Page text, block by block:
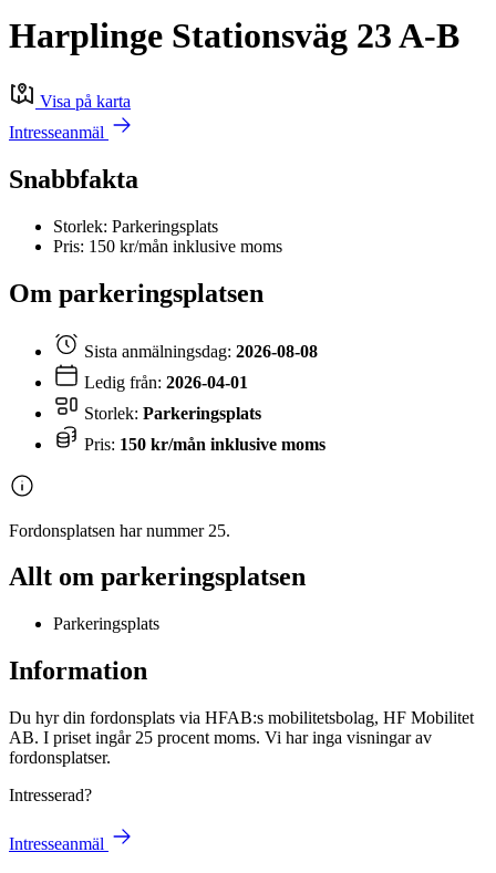
Harplinge Stationsväg 23 A-B
Visa på karta
Intresseanmäl
Snabbfakta
Storlek: Parkeringsplats
Pris: 150 kr/mån inklusive moms
Om parkeringsplatsen
Sista anmälningsdag: 2026-08-08
Ledig från: 2026-04-01
Storlek: Parkeringsplats
Pris: 150 kr/mån inklusive moms
Fordonsplatsen har nummer 25.
Allt om parkeringsplatsen
Parkeringsplats
Information
Du hyr din fordonsplats via HFAB:s mobilitetsbolag, HF Mobilitet
AB. I priset ingår 25 procent moms. Vi har inga visningar av
fordonsplatser.
Intresserad?
Intresseanmäl